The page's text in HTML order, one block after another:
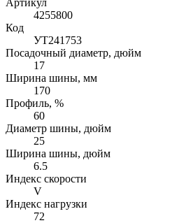
Артикул
4255800
Код
УТ241753
Посадочный диаметр, дюйм
17
Ширина шины, мм
170
Профиль, %
60
Диаметр шины, дюйм
25
Ширина шины, дюйм
6.5
Индекс скорости
V
Индекс нагрузки
72